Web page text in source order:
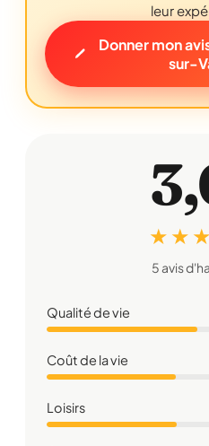
leur
Donner mon
sur-
★ ★ ★
5 avis
Qualité de vie
Coût de la vie
Loisirs